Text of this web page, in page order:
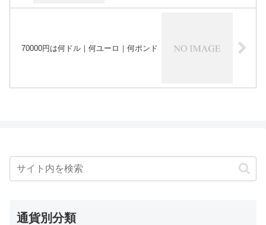
70000円は何ドル｜何ユーロ｜何ポンド
通貨別分類